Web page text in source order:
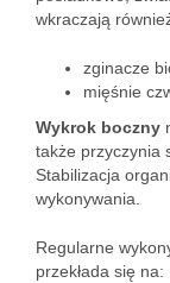
wkraczają
zginacze
mięśnie
Wykrok boczny
także przyczynia
Stabilizacja
wykonywania.
Regularne
przekłada się na: